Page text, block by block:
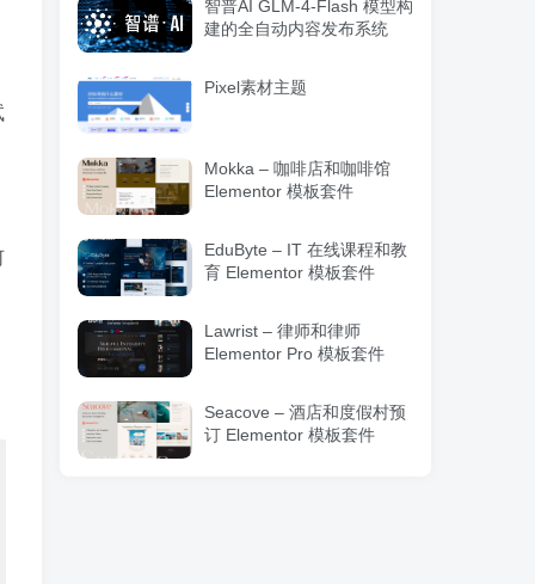
智普AI GLM-4-Flash 模型构
建的全自动内容发布系统
Pixel素材主题
Mokka – 咖啡店和咖啡馆
Elementor 模板套件
EduByte – IT 在线课程和教
育 Elementor 模板套件
Lawrist – 律师和律师
Elementor Pro 模板套件
Seacove – 酒店和度假村预
订 Elementor 模板套件